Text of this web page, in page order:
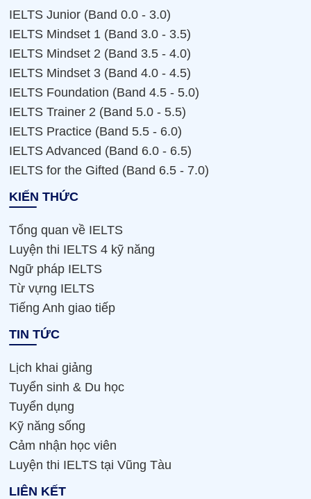
IELTS Junior (Band 0.0 - 3.0)
IELTS Mindset 1 (Band 3.0 - 3.5)
IELTS Mindset 2 (Band 3.5 - 4.0)
IELTS Mindset 3 (Band 4.0 - 4.5)
IELTS Foundation (Band 4.5 - 5.0)
IELTS Trainer 2 (Band 5.0 - 5.5)
IELTS Practice (Band 5.5 - 6.0)
IELTS Advanced (Band 6.0 - 6.5)
IELTS for the Gifted (Band 6.5 - 7.0)
KIẾN THỨC
Tổng quan về IELTS
Luyện thi IELTS 4 kỹ năng
Ngữ pháp IELTS
Từ vựng IELTS
Tiếng Anh giao tiếp
TIN TỨC
Lịch khai giảng
Tuyển sinh & Du học
Tuyển dụng
Kỹ năng sống
Cảm nhận học viên
Luyện thi IELTS tại Vũng Tàu
LIÊN KẾT